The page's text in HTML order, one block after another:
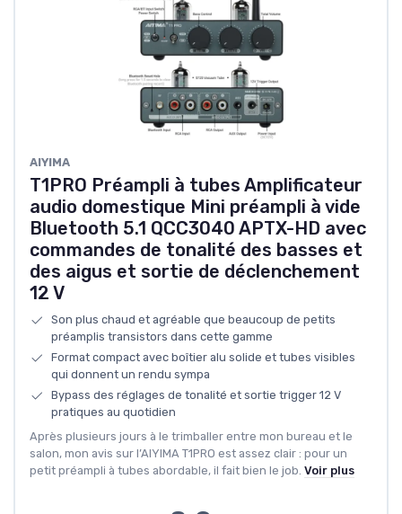
AIYIMA
T1PRO Préampli à tubes Amplificateur
audio domestique Mini préampli à vide
Bluetooth 5.1 QCC3040 APTX-HD avec
commandes de tonalité des basses et
des aigus et sortie de déclenchement
12 V
Son plus chaud et agréable que beaucoup de petits
préamplis transistors dans cette gamme
Format compact avec boîtier alu solide et tubes visibles
qui donnent un rendu sympa
Bypass des réglages de tonalité et sortie trigger 12 V
pratiques au quotidien
Après plusieurs jours à le trimballer entre mon bureau et le
salon, mon avis sur l’AIYIMA T1PRO est assez clair : pour un
petit préampli à tubes abordable, il fait bien le job. Voir plus